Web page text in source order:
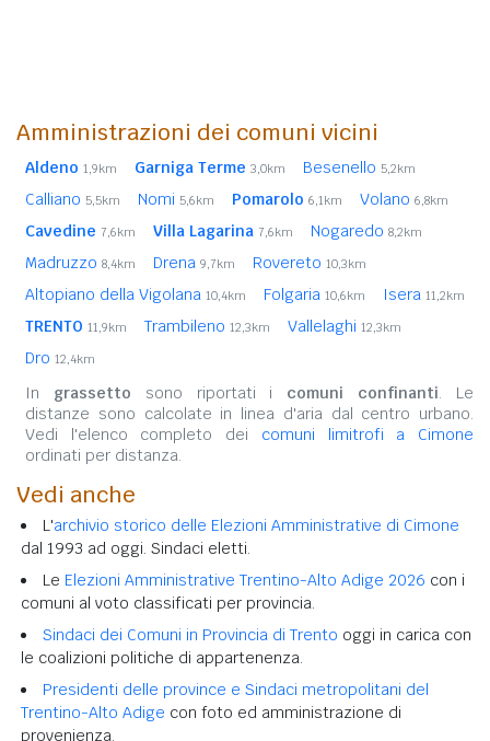
Amministrazioni dei comuni vicini
Aldeno 1,9km Garniga Terme 3,0km Besenello 5,2km
Calliano 5,5km Nomi 5,6km Pomarolo 6,1km Volano 6,8km
Cavedine 7,6km Villa Lagarina 7,6km Nogaredo 8,2km
Madruzzo 8,4km Drena 9,7km Rovereto 10,3km
Altopiano della Vigolana 10,4km Folgaria 10,6km Isera 11,2km
TRENTO 11,9km Trambileno 12,3km Vallelaghi 12,3km
Dro 12,4km
In grassetto sono riportati i comuni confinanti. Le
distanze sono calcolate in linea d'aria dal centro urbano.
Vedi l'elenco completo dei comuni limitrofi a Cimone
ordinati per distanza.
Vedi anche
L'archivio storico delle Elezioni Amministrative di Cimone
dal 1993 ad oggi. Sindaci eletti.
Le Elezioni Amministrative Trentino-Alto Adige 2026 con i
comuni al voto classificati per provincia.
Sindaci dei Comuni in Provincia di Trento oggi in carica con
le coalizioni politiche di appartenenza.
Presidenti delle province e Sindaci metropolitani del
Trentino-Alto Adige con foto ed amministrazione di
provenienza.